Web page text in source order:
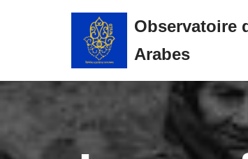
contenu
Observatoire
Arabes